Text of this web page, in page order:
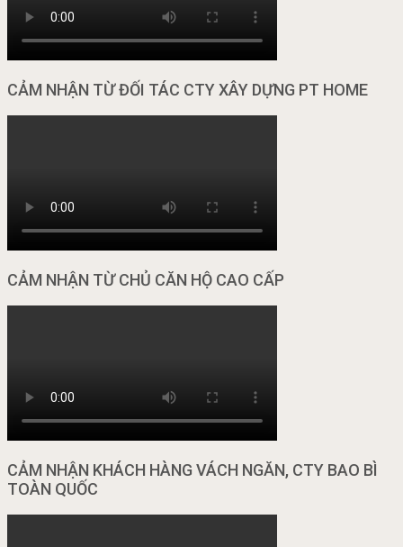
CẢM NHẬN TỪ ĐỐI TÁC CTY XÂY DỰNG PT HOME
CẢM NHẬN TỪ CHỦ CĂN HỘ CAO CẤP
CẢM NHẬN KHÁCH HÀNG VÁCH NGĂN, CTY BAO BÌ
TOÀN QUỐC